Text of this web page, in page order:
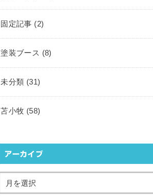
固定記事 (2)
塗装ブース (8)
未分類 (31)
苫小牧 (58)
アーカイブ